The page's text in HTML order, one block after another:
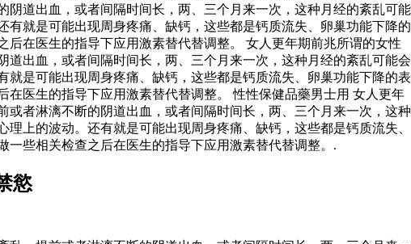
道出血，或者间隔时间长，两、三个月来一次，这种月经的紊乱可能
就是可能出现周身疼痛、缺钙，这些都是钙质流失、卵巢功能下降的
在医生的指导下应用激素替代替调整。 女人更年期前兆所谓的女性
出血，或者间隔时间长，两、三个月来一次，这种月经的紊乱可能会
是可能出现周身疼痛、缺钙，这些都是钙质流失、卵巢功能下降的表
医生的指导下应用激素替代替调整。 性性保健品藥男士用 女人更年
者淋漓不断的阴道出血，或者间隔时间长，两、三个月来一次，这种
上的波动。还有就是可能出现周身疼痛、缺钙，这些都是钙质流失、
些相关检查之后在医生的指导下应用激素替代替调整。.
慾